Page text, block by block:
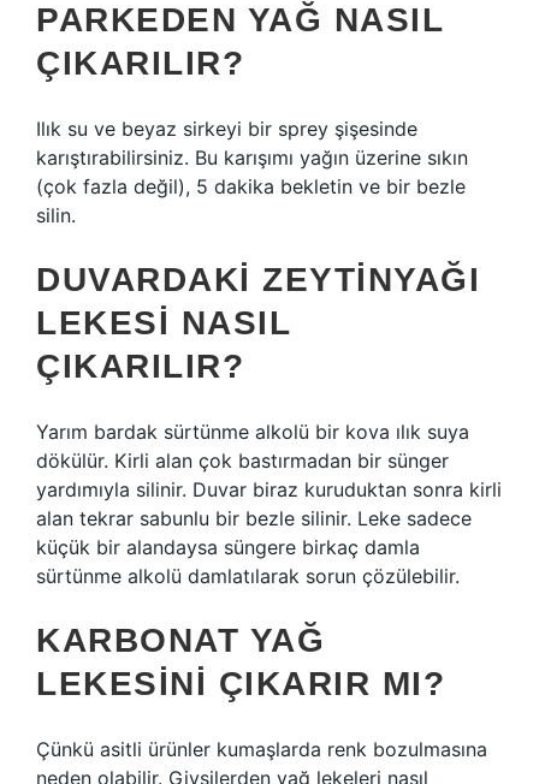
PARKEDEN YAĞ NASIL
ÇIKARILIR?
Ilık su ve beyaz sirkeyi bir sprey şişesinde
karıştırabilirsiniz. Bu karışımı yağın üzerine sıkın
(çok fazla değil), 5 dakika bekletin ve bir bezle
silin.
DUVARDAKI ZEYTINYAĞI
LEKESI NASIL
ÇIKARILIR?
Yarım bardak sürtünme alkolü bir kova ılık suya
dökülür. Kirli alan çok bastırmadan bir sünger
yardımıyla silinir. Duvar biraz kuruduktan sonra kirli
alan tekrar sabunlu bir bezle silinir. Leke sadece
küçük bir alandaysa süngere birkaç damla
sürtünme alkolü damlatılarak sorun çözülebilir.
KARBONAT YAĞ
LEKESINI ÇIKARIR MI?
Çünkü asitli ürünler kumaşlarda renk bozulmasına
neden olabilir. Giysilerden yağ lekeleri nasıl